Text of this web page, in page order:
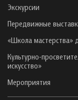
Экскурсии
Передвижные
«Школа мастерства»
Культурно-
искусство»
Мероприятия